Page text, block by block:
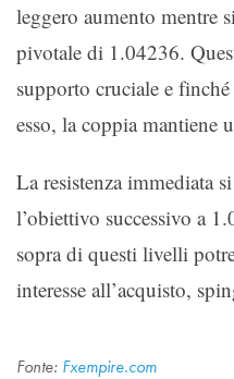
leggero aumento mentre
pivotale di 1.04236.
supporto cruciale e
esso, la coppia mantiene
La resistenza immediata
l’obiettivo successivo a
sopra di questi livelli
interesse all’acquisto,
Fonte: Fxempire.com